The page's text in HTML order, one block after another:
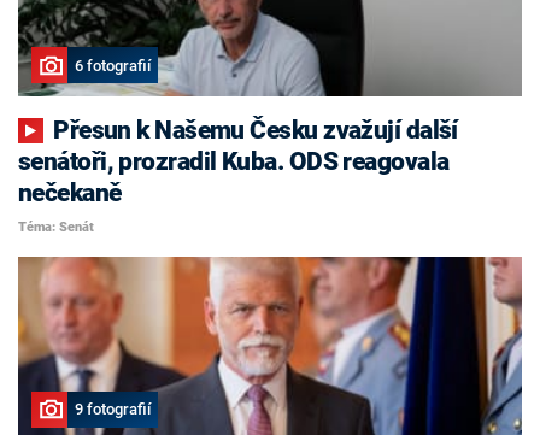
6 fotografií
senátoři, prozradil Kuba. ODS reagovala
nečekaně
Téma: Senát
9 fotografií